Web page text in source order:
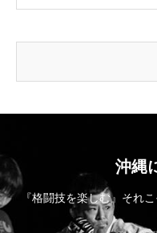
沖縄
『格闘技を楽しむ』それ